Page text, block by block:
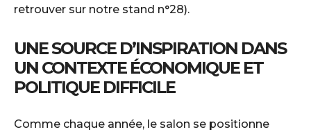
retrouver sur notre stand n°28).
UNE SOURCE D’INSPIRATION DANS
UN CONTEXTE ÉCONOMIQUE ET
POLITIQUE DIFFICILE
Comme chaque année, le salon se positionne